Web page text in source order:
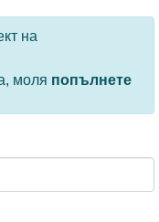
се ползват
на
моля попълнете